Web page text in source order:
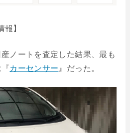
】
ノートを査定した結果、最も
カーセンサー』だった。